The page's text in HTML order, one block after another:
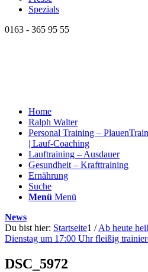
Spezials
0163 - 365 95 55
Home
Ralph Walter
Personal Training – Plauen
| Lauf-Coaching
Lauftraining – Ausdauer
Gesundheit – Krafttraining
Ernährung
Suche
Menü Menü
News
Du bist hier: Startseite1 / Ab heute
Dienstag um 17:00 Uhr fleißig
DSC_5972